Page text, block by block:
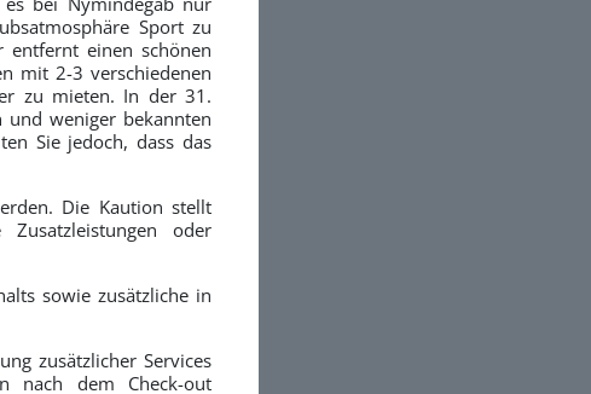
Sport zu
einen schönen
mit 2-3 verschiedenen
zu mieten. In der 31.
weniger bekannten
Sie jedoch, dass das
Die Kaution stellt
oder
sowie zusätzliche in
zusätzlicher Services
nach dem Check-out